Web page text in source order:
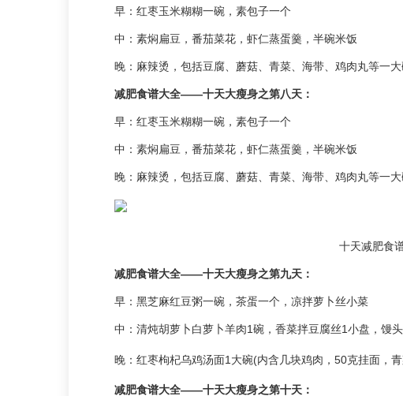
早：红枣玉米糊糊一碗，素包子一个
中：素焖扁豆，番茄菜花，虾仁蒸蛋羹，半碗米饭
晚：麻辣烫，包括豆腐、蘑菇、青菜、海带、鸡肉丸等一
减肥食谱大全——十天大瘦身之第八天：
早：红枣玉米糊糊一碗，素包子一个
中：素焖扁豆，番茄菜花，虾仁蒸蛋羹，半碗米饭
晚：麻辣烫，包括豆腐、蘑菇、青菜、海带、鸡肉丸等一
十天减肥食
减肥食谱大全——十天大瘦身之第九天：
早：黑芝麻红豆粥一碗，茶蛋一个，凉拌萝卜丝小菜
中：清炖胡萝卜白萝卜羊肉1碗，香菜拌豆腐丝1小盘，馒
晚：红枣枸杞乌鸡汤面1大碗(内含几块鸡肉，50克挂面，
减肥食谱大全——十天大瘦身之第十天：